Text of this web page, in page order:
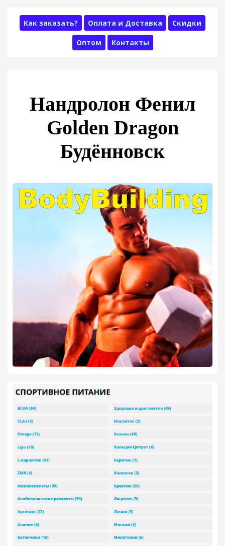
Как заказать? Оплата и Доставка Скидки
Оптом Контакты
Нандролон Фенил
Golden Dragon
Будённовск